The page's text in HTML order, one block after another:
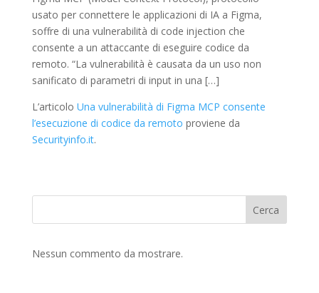
usato per connettere le applicazioni di IA a Figma,
soffre di una vulnerabilità di code injection che
consente a un attaccante di eseguire codice da
remoto. “La vulnerabilità è causata da un uso non
sanificato di parametri di input in una […]
L’articolo Una vulnerabilità di Figma MCP consente
l’esecuzione di codice da remoto proviene da
Securityinfo.it.
Cerca
Nessun commento da mostrare.